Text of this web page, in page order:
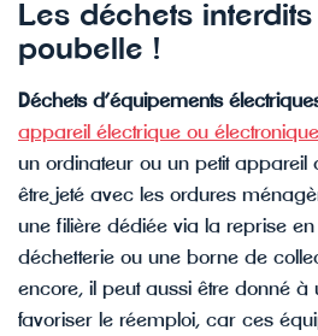
Les déchets
poubelle !
Déchets d’équipements
appareil électrique ou électronique
un ordinateur ou un petit appareil
être jeté avec les ordures
une filière dédiée via la reprise
déchetterie ou une borne de
encore, il peut aussi être donné
favoriser le réemploi, car ces